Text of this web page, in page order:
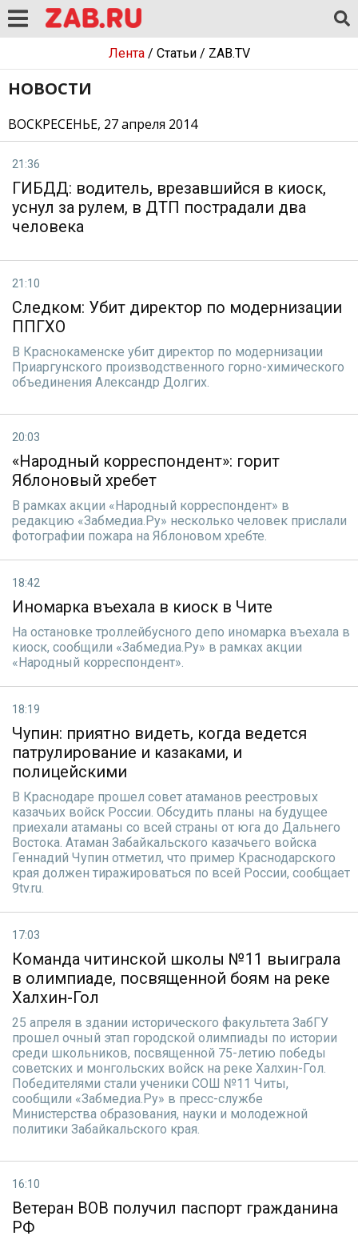
Лента/ Статьи/ ZAB.TV
НОВОСТИ
ВОСКРЕСЕНЬЕ, 27 апреля 2014
21:36
ГИБДД: водитель, врезавшийся в киоск,
уснул за рулем, в ДТП пострадали два
человека
21:10
Следком: Убит директор по модернизации
ППГХО
В Краснокаменске убит директор по модернизации
Приаргунского производственного горно-химического
объединения Александр Долгих.
20:03
«Народный корреспондент»: горит
Яблоновый хребет
В рамках акции «Народный корреспондент» в
редакцию «Забмедиа.Ру» несколько человек прислали
фотографии пожара на Яблоновом хребте.
18:42
Иномарка въехала в киоск в Чите
На остановке троллейбусного депо иномарка въехала в
киоск, сообщили «Забмедиа.Ру» в рамках акции
«Народный корреспондент».
18:19
Чупин: приятно видеть, когда ведется
патрулирование и казаками, и
полицейскими
В Краснодаре прошел совет атаманов реестровых
казачьих войск России. Обсудить планы на будущее
приехали атаманы со всей страны от юга до Дальнего
Востока. Атаман Забайкальского казачьего войска
Геннадий Чупин отметил, что пример Краснодарского
края должен тиражироваться по всей России, сообщает
9tv.ru.
17:03
Команда читинской школы №11 выиграла
в олимпиаде, посвященной боям на реке
Халхин-Гол
25 апреля в здании исторического факультета ЗабГУ
прошел очный этап городской олимпиады по истории
среди школьников, посвященной 75-летию победы
советских и монгольских войск на реке Халхин-Гол.
Победителями стали ученики СОШ №11 Читы,
сообщили «Забмедиа.Ру» в пресс-службе
Министерства образования, науки и молодежной
политики Забайкальского края.
16:10
Ветеран ВОВ получил паспорт гражданина
РФ